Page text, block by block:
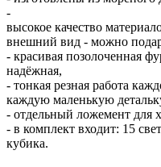
-
высокое качество
внешний вид - можно
- красивая позолоченная
надёжная,
- тонкая резная работа
каждую маленькую
- отдельный ложемент для
- в комплект входит: 15
кубика.